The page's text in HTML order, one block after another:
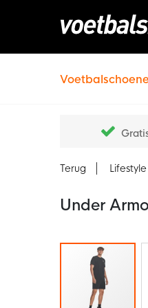
Terug Lifestyle
Under
Ga